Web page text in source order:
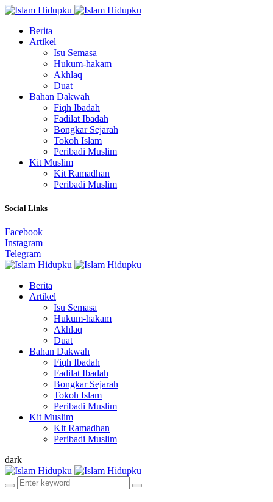
Berita
Artikel
Isu Semasa
Hukum-hakam
Akhlaq
Duat
Bahan Dakwah
Fiqh Ibadah
Fadilat Ibadah
Bongkar Sejarah
Tokoh Islam
Peribadi Muslim
Kit Muslim
Kit Ramadhan
Peribadi Muslim
Social Links
Facebook
Instagram
Telegram
Berita
Artikel
Isu Semasa
Hukum-hakam
Akhlaq
Duat
Bahan Dakwah
Fiqh Ibadah
Fadilat Ibadah
Bongkar Sejarah
Tokoh Islam
Peribadi Muslim
Kit Muslim
Kit Ramadhan
Peribadi Muslim
dark